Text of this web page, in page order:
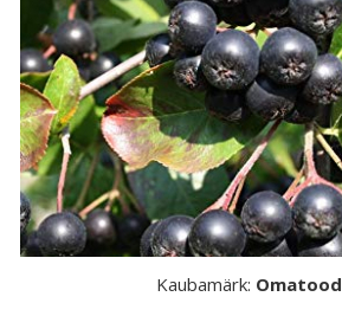
Kaubamärk: